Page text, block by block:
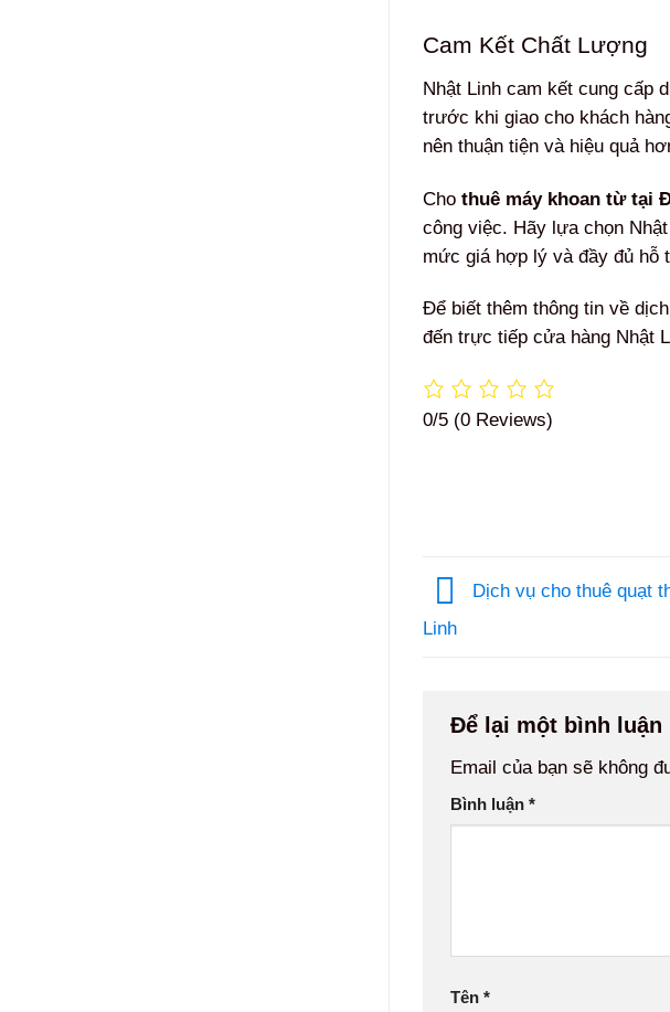
Cam Kết Chất Lượng
Nhật Linh cam kết cung cấp
trước khi giao cho khách
nên thuận tiện và hiệu quả
Cho thuê máy khoan từ tại
công việc. Hãy lựa chọn
mức giá hợp lý và đầy đủ hỗ
Để biết thêm thông tin về
đến trực tiếp cửa hàng Nhật
0/5 (0 Reviews)
Dịch vụ cho thuê quạt
Linh
Để lại một bình luận
Email của bạn sẽ không
Bình luận *
Tên *